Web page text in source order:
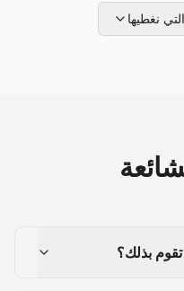
نغطيها
بذلك؟